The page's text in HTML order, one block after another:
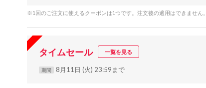
※1回のご注文に使えるクーポンは1つです。注文後の適用はできません。
タイムセール 一覧を見る
期間 8月11日 (火) 23:59まで